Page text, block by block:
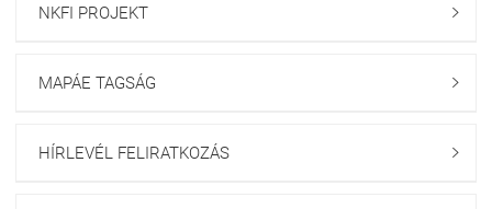
NKFI PROJEKT 
MAPÁE TAGSÁG 
HÍRLEVÉL FELIRATKOZÁS 